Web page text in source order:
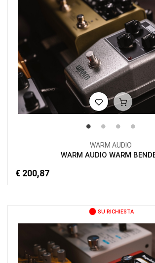
WARM AUDIO
WARM AUDIO WARM
€ 200,87
SU RICHIESTA